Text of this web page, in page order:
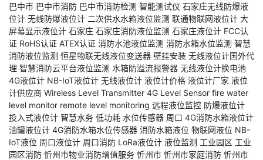
巴中市 巴中市消防 巴中市消防检测 智能测试仪 石家庄无线防爆液
位计 无线防爆液位计 二次供水水箱液位监测 联通物联网液位计 大
屏幕显示液位计 石家庄 石家庄消防液位监测 石家庄液位计 FCC认
证 RoHS认证 ATEX认证 消防水池液位监测 消防水箱水位监测 智慧
消防液位监测 恒星物联无线液位变送器 壁挂安装 无线液位计国外代
理 智慧消防云平台液位监测 水箱防溢流报警器 无线液位计换电池
4G液位计 NB-IoT液位计 无线液位计 液位计价格 液位计厂家 液位
计供应商 Wireless Level Transmitter 4G Level Sensor fire water
level monitor remote level monitoring 远程液位监控 防爆液位计
投入式液位计 智慧水务 低功耗 水位传感器 周口 4G消防水箱液位计
油罐液位计 4G消防水箱水位传感器 消防水箱液位 物联网液位 NB-
IoT液位 周口液位计 周口消防 LoRa液位计 液位监测 工业园区 工业
园区消防 忻州市物业消防增值服务 忻州市 忻州市家庭消防 忻州市